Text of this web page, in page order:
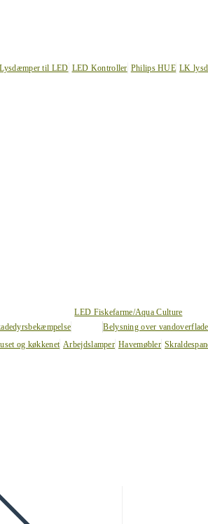
Lysdæmper til LED LED Kontroller Philips HUE LK
LED Fiskefarme/Aqua Culture
Belysning over vandoverflade
og køkkenet Arbejdslamper Havemøbler